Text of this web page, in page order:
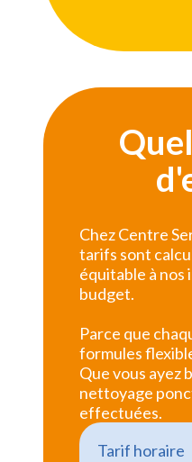
Chez Centre
tarifs sont
équitable à
budget.
Parce que
formules
Que vous ayez
nettoyage
effectuées.
Tarif horaire